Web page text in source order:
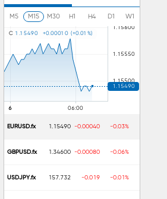
M5 M15 M30 H1 H4 D1 W1
C 1 .1 5490 +0.0001 0 (+0.01 %)
EURUSD.fx 1.15490 -0.00040 -0.03%
GBPUSD.fx 1.34600 -0.00080 -0.06%
USDJPY.fx 157.732 -0.019 -0.01%